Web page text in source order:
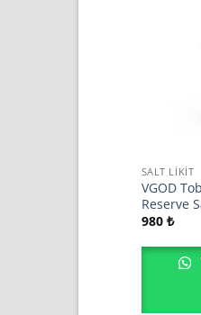
SALT LIKIT
VGOD
Reserve
980 ₺